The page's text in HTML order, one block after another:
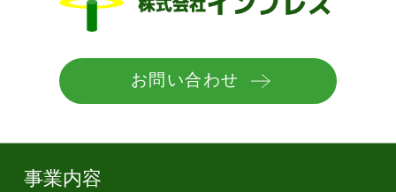
お問い合わせ
事業内容